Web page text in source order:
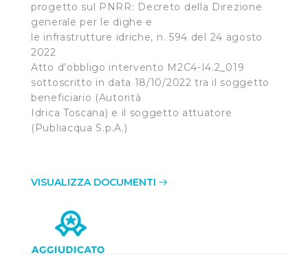
progetto sul PNRR: Decreto della Direzione
generale per le dighe e
le infrastrutture idriche, n. 594 del 24 agosto
2022
Atto d’obbligo intervento M2C4-I4.2_019
sottoscritto in data 18/10/2022 tra il soggetto
beneficiario (Autorità
Idrica Toscana) e il soggetto attuatore
(Publiacqua S.p.A.)
VISUALIZZA DOCUMENTI